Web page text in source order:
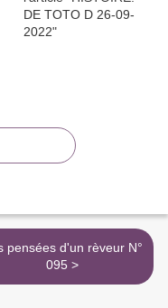
pensées d'un rèveur N°
095 >